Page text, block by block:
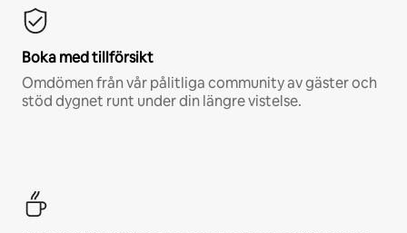
Boka med tillförsikt
Omdömen från vår pålitliga community av gäster och
stöd dygnet runt under din längre vistelse.